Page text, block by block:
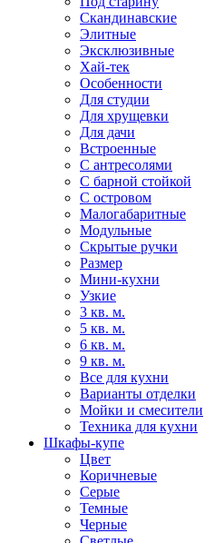
Скандинавские
Элитные
Эксклюзивные
Хай-тек
Особенности
Для студии
Для хрущевки
Для дачи
Встроенные
С антресолями
С барной стойкой
С островом
Малогабаритные
Модульные
Скрытые ручки
Размер
Мини-кухни
Узкие
3 кв. м.
5 кв. м.
6 кв. м.
9 кв. м.
Все для кухни
Варианты отделки
Мойки и смесители
Техника для кухни
Шкафы-купе
Цвет
Коричневые
Серые
Темные
Черные